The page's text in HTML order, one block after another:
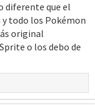
diferente que el
todo los Pokémon
original
o los debo de